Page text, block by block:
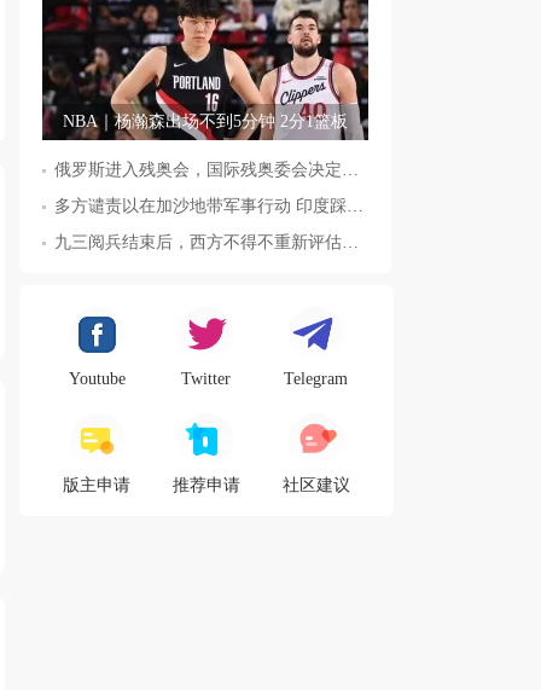
NBA｜杨瀚森出场不到5分钟 2分1篮板
Youtube Twitter Telegram
版主申请 推荐申请 社区建议